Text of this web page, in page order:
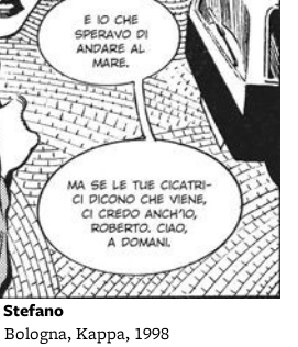
Bologna, Kappa, 1998